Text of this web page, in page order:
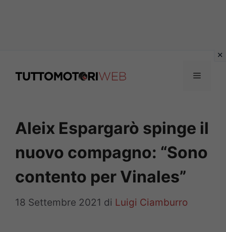
Menu
Aleix Espargarò spinge il
nuovo compagno: “Sono
contento per Vinales”
18 Settembre 2021 di Luigi Ciamburro